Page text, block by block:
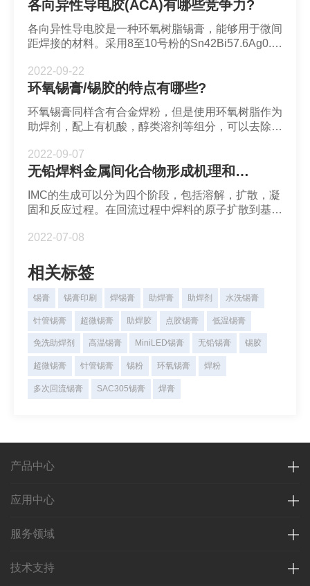
扩散到导电涂层上(接触角很小)。在固化后，导电涂
进焊料的粘附。
各向异性导电胶(ACA)有哪些竞争力?
各向异性导电胶是一种环氧树脂锡膏，能够用于微间
距焊接的材料。采用8至10号粉的Sn42Bi57.6Ag0.4
间距小的场景有着巨大优势。
2022-09-22
​环氧锡膏/锡胶的特点有哪些?
环氧锡膏同样含有合金焊粉，但是使用环氧树脂作为
助焊剂，配上有机酸，醇类溶剂等组分，可以去除焊
包括了锡银铜系列，锡铋系列和各向异性导电胶。
2022-09-07
无铅焊料金属间化合物形成机理和影响
IMC的生成可以分为四个阶段，包括溶解，扩散，凝
固和反应过程。在回流过程中焊料的原子扩散到基板
中积累。扩散过程可以用Fick第一定律表示。
2022-07-08
相关标签
锡膏 锡膏印刷 焊锡膏 助焊膏 助焊剂 水洗锡膏
针管锡膏 超微锡膏 助焊胶 点胶锡膏 低温锡膏
免洗助焊剂 高温锡膏 MiniLED锡膏 无铅锡膏 锡胶
超微锡膏 针管锡膏 锡粉 环氧锡膏 焊粉
多次回流锡膏 SAC305锡膏 焊膏
产品中心
应用中心
服务领域
技术支持